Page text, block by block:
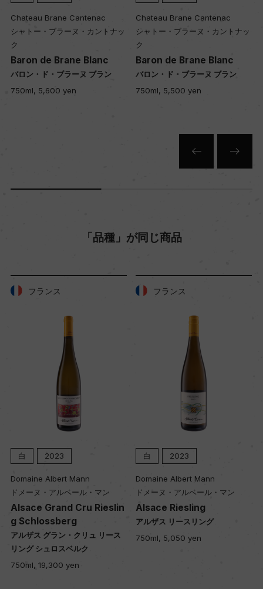
入数
12
色
Chateau Brane Cantenac
シャトー・ブラーヌ・カントナッ
ク
Baron de Brane Blanc
バロン・ド・ブラーヌ ブラン
750ml, 5,600 yen
Chateau Brane Cantenac
シャトー・ブラーヌ・カントナッ
ク
Baron de Brane Blanc
バロン・ド・ブラーヌ ブラン
750ml, 5,500 yen
「品種」が同じ商品
フランス
白 2023
Domaine Albert Mann
ドメーヌ・アルベール・マン
Alsace Grand Cru Rieslin
g Schlossberg
アルザス グラン・クリュ リース
リング シュロスベルク
750ml, 19,300 yen
フランス
白 2023
Domaine Albert Mann
ドメーヌ・アルベール・マン
Alsace Riesling
アルザス リースリング
750ml, 5,050 yen